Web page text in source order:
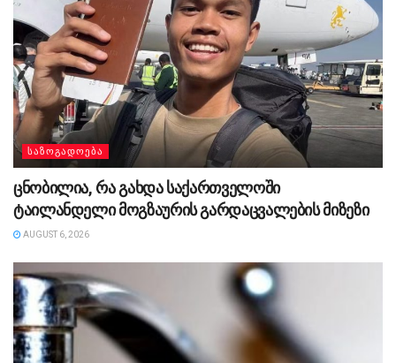
ᲡᲐᲖᲝᲒᲐᲓᲝᲔᲑᲐ
ცნობილია, რა გახდა საქართველოში
ტაილანდელი მოგზაურის გარდაცვალების მიზეზი
AUGUST 6, 2026